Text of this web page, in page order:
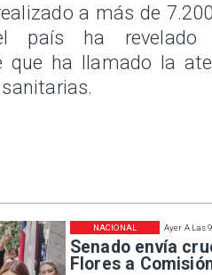
Ayer A Las
Senado envía
Flores a
NACIONAL
a más de
país ha revelado
que ha llamado la